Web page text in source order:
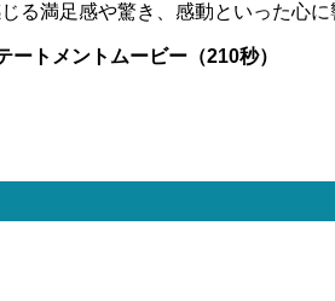
る満足感や驚き、感動といった心
トメントムービー（210秒）